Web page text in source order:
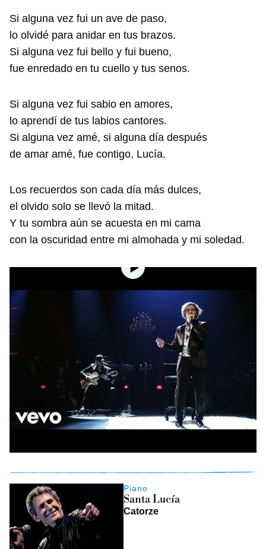
Si alguna vez fui un ave de paso,
lo olvidé para anidar en tus brazos.
Si alguna vez fui bello y fui bueno,
fue enredado en tu cuello y tus senos.
Si alguna vez fui sabio en amores,
lo aprendí de tus labios cantores.
Si alguna vez amé, si alguna día después
de amar amé, fue contigo, Lucía.
Los recuerdos son cada día más dulces,
el olvido solo se llevó la mitad.
Y tu sombra aún se acuesta en mi cama
con la oscuridad entre mi almohada y mi soledad.
Piano
Santa Lucía
Catorze